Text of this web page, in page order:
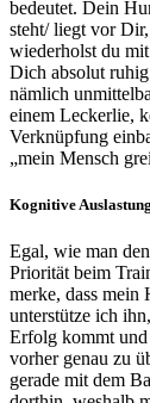
bedeutet. Dein
steht/ liegt vor
wiederholst du
Dich absolut
nämlich
einem Leckerlie,
Verknüpfung
„mein Mensch
Kognitive Auslastung
Egal, wie man
Priorität beim
merke, dass mein
unterstütze ich
Erfolg kommt
vorher genau zu
gerade mit dem